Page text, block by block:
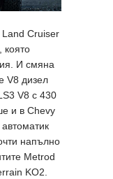
Land Cruiser
която
И смяна
V8 дизел
V8 с 430
и в Chevy
напълно
Metrod
KO2.